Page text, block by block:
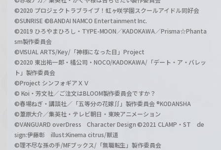
©2020 プロジェクトラブライブ！虹ヶ咲学園スクールアイドル同好会
©SUNRISE ©BANDAI NAMCO Entertainment Inc.
©2019 ひろやまひろし・TYPE-MOON／KADOKAWA／Prisma☆Phanta
sm製作委員会
©VISUAL ARTS/Key/「神様になった日」Project
©2020 東出祐一郎・橘公司・NOCO/KADOKAWA/「デート・ア・バレッ
ト」製作委員会
©Project シンフォギアＸＶ
© Koi・芳文社／ご注文はBLOOM製作委員会ですか？
©春場ねぎ・講談社／「五等分の花嫁∬」製作委員会 ®KODANSHA
©葦原大介／集英社・テレビ朝日・東映アニメーション
©VANGUARD overDress Character Design ©2021 CLAMP・ST de
sign:伊藤彰 illust:Kinema citrus/獣道
©理不尽な孫の手/MFブックス/「無職転生」製作委員会